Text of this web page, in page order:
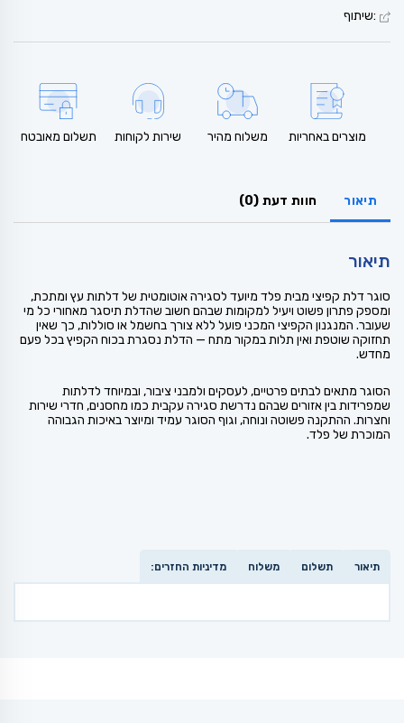
:שיתוף
מוצרים באחריות משלוח מהיר שירות לקוחות תשלום מאובטח
תיאור חוות דעת (0)
תיאור
סוגר דלת קפיצי מבית פלד מיועד לסגירה אוטומטית של דלתות עץ ומתכת,
ומספק פתרון פשוט ויעיל למקומות שבהם חשוב שהדלת תיסגר מאחורי כל מי
שעובר. המנגנון הקפיצי המכני פועל ללא צורך בחשמל או סוללות, כך שאין
תחזוקה שוטפת ואין תלות במקור מתח — הדלת נסגרת בכוח הקפיץ בכל פעם
מחדש.
הסוגר מתאים לבתים פרטיים, לעסקים ולמבני ציבור, ובמיוחד לדלתות
שמפרידות בין אזורים שבהם נדרשת סגירה עקבית כמו מחסנים, חדרי שירות
וחצרות. ההתקנה פשוטה ונוחה, וגוף הסוגר עמיד ומיוצר באיכות הגבוהה
המוכרת של פלד.
תיאור תשלום משלוח מדיניות החזרים: